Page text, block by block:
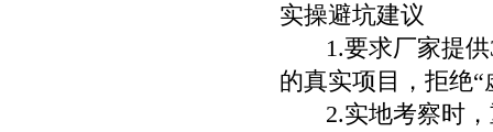
实操避坑建议
1.要求厂家提供3
的真实项目，拒绝“
2.实地考察时，